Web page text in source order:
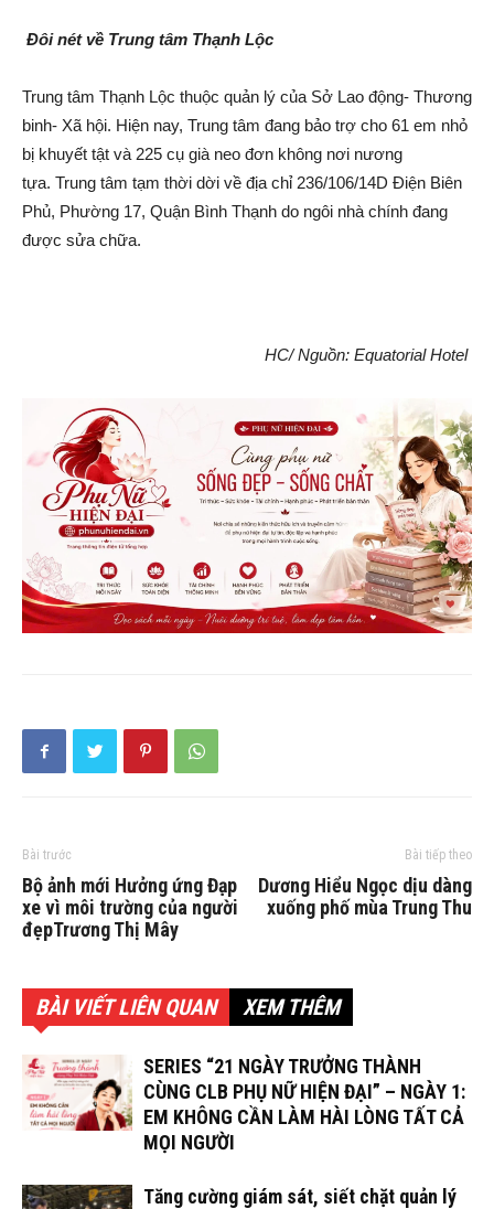
Đôi nét về Trung tâm Thạnh Lộc
Trung tâm Thạnh Lộc thuộc quản lý của Sở Lao động- Thương
binh- Xã hội. Hiện nay, Trung tâm đang bảo trợ cho 61 em nhỏ
bị khuyết tật và 225 cụ già neo đơn không nơi nương
tựa. Trung tâm tạm thời dời về địa chỉ 236/106/14D Điện Biên
Phủ, Phường 17, Quận Bình Thạnh do ngôi nhà chính đang
được sửa chữa.
HC/ Nguồn: Equatorial Hotel
Bài trước
Bộ ảnh mới Hưởng ứng Đạp
xe vì môi trường của người
đẹpTrương Thị Mây
Bài tiếp theo
Dương Hiểu Ngọc dịu dàng
xuống phố mùa Trung Thu
BÀI VIẾT LIÊN QUAN XEM THÊM
SERIES “21 NGÀY TRƯỞNG THÀNH
CÙNG CLB PHỤ NỮ HIỆN ĐẠI” – NGÀY 1:
EM KHÔNG CẦN LÀM HÀI LÒNG TẤT CẢ
MỌI NGƯỜI
Tăng cường giám sát, siết chặt quản lý